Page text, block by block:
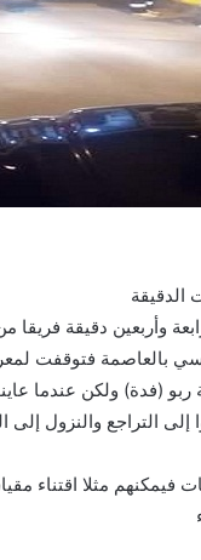
الدقيقة
وأربعين دقيقة فريقا
بالعاصمة فتوقفت
ربو (فدة) ولكن عندما
الكوفيد 19 فاضطروا إلى
فيمكنهم مثلا اقتناء